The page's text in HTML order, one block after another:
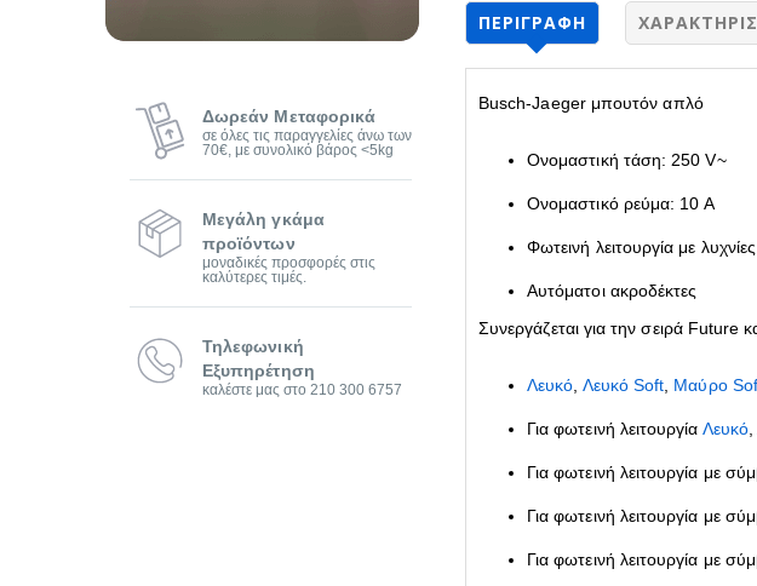
Δωρεάν Μεταφορικά
σε όλες τις παραγγελίες άνω των
70€, με συνολικό βάρος <5kg
Μεγάλη γκάμα
προϊόντων
μοναδικές προσφορές στις
καλύτερες τιμές.
Τηλεφωνική
Εξυπηρέτηση
καλέστε μας στο 210 300 6757
ΠΕΡΙΓΡΑΦΉ
Busch-Jaeger μπουτόν απλό
Ονομαστική τάση: 250 V~
Ονομαστικό ρεύμα: 10 A
Φωτεινή λειτουργία με λυχνίες
Αυτόματοι ακροδέκτες
Συνεργάζεται για την σειρά Future
Λευκό, Λευκό Soft, Μαύρο
Για φωτεινή λειτουργία Λευκό,
Για φωτεινή λειτουργία με
Για φωτεινή λειτουργία με
Για φωτεινή λειτουργία με